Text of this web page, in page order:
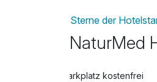
Sterne der
NaturMed
Parkplatz kostenfrei